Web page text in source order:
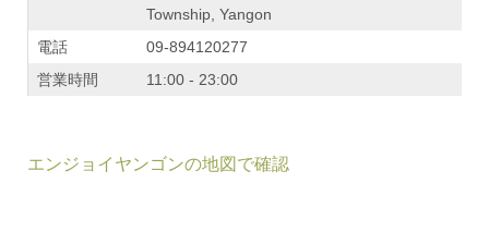
Township, Yangon
電話
09-894120277
営業時間
11:00 - 23:00
エンジョイヤンゴンの地図で確認